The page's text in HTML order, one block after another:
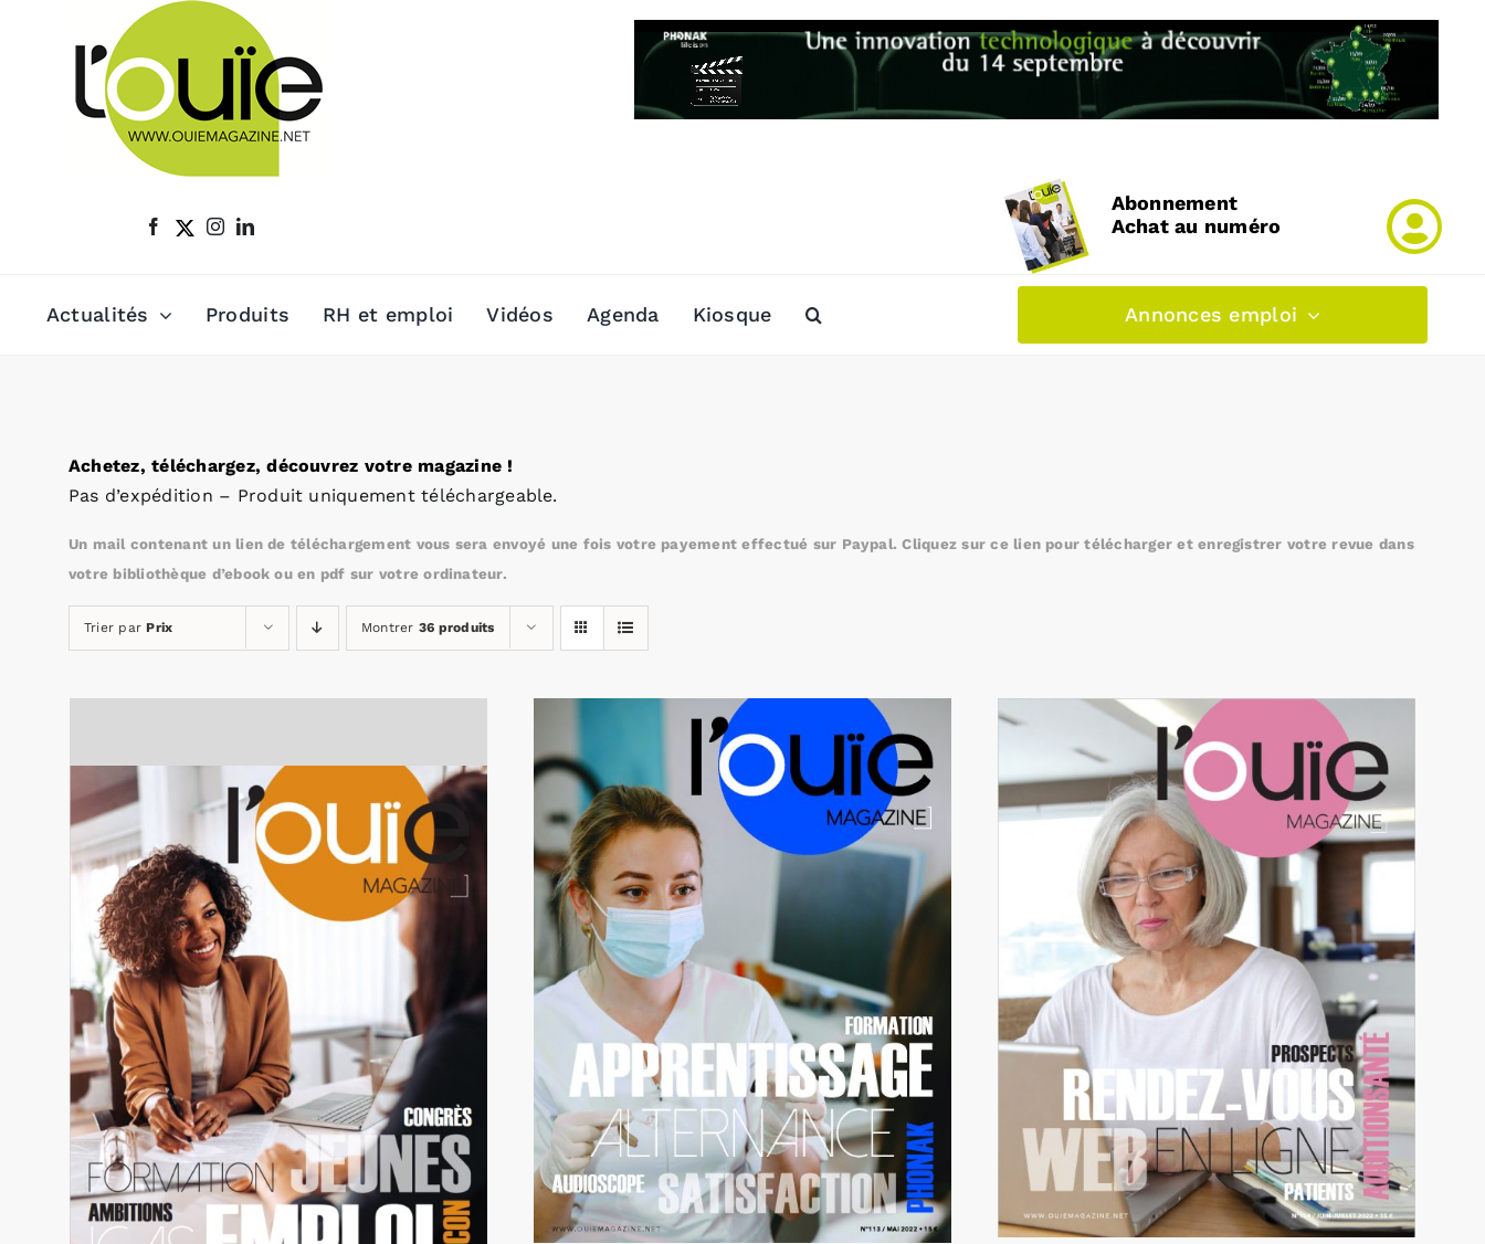
Abonnement
Achat au numéro
Actualités Produits RH et emploi Vidéos Agenda Kiosque Annonces emploi
Achetez, téléchargez, découvrez votre magazine !
Pas d’expédition – Produit uniquement téléchargeable.
Un mail contenant un lien de téléchargement vous sera envoyé une fois votre payement effectué sur Paypal. Cliquez sur ce lien pour télécharger et enregistrer votre revue dans
votre bibliothèque d’ebook ou en pdf sur votre ordinateur.
Trier parPrix Montrer 36 produits